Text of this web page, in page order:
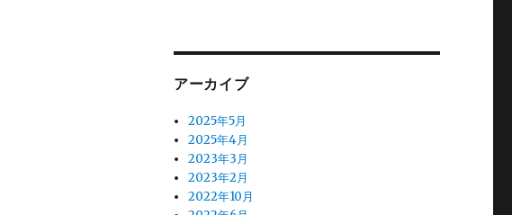
アーカイブ
2025年5月
2025年4月
2023年3月
2023年2月
2022年10月